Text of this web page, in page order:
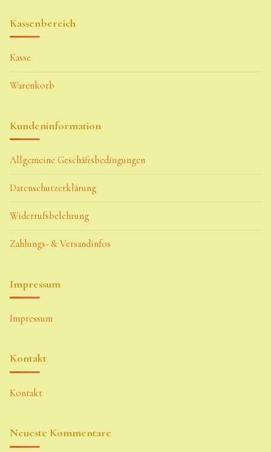
Kassenbereich
Kasse
Warenkorb
Kundeninformation
Allgemeine Geschäftsbedingungen
Datenschutzerklärung
Widerrufsbelehrung
Zahlungs- & Versandinfos
Impressum
Impressum
Kontakt
Kontakt
Neueste Kommentare